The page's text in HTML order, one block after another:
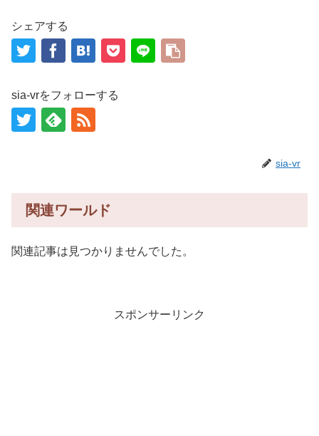
シェアする
sia-vrをフォローする
sia-vr
関連ワールド
関連記事は見つかりませんでした。
スポンサーリンク